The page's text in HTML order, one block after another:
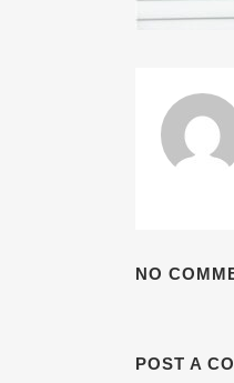
NO
POST A